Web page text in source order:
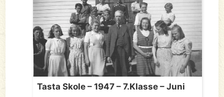
Tasta Skole – 1947 – 7.Klasse – Juni